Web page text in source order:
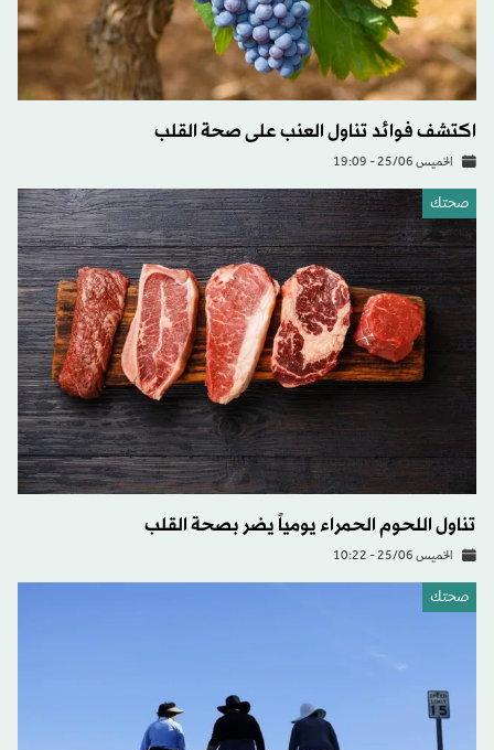
اكتشف فوائد تناول العنب على صحة القلب
الخميس 25/06 - 19:09
صحتك
تناول اللحوم الحمراء يومياً يضر بصحة القلب
الخميس 25/06 - 10:22
صحتك